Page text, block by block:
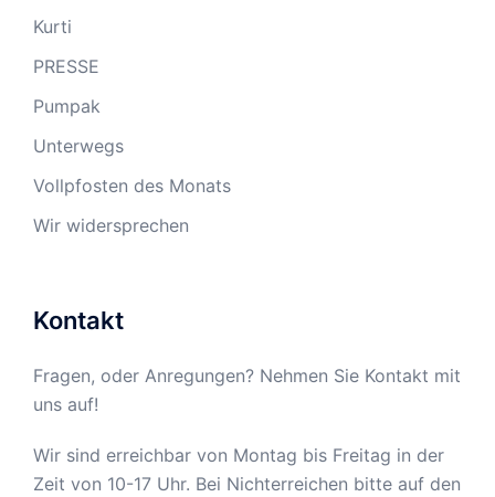
Kurti
PRESSE
Pumpak
Unterwegs
Vollpfosten des Monats
Wir widersprechen
Kontakt
Fragen, oder Anregungen? Nehmen Sie Kontakt mit
uns auf!
Wir sind erreichbar von Montag bis Freitag in der
Zeit von 10-17 Uhr. Bei Nichterreichen bitte auf den